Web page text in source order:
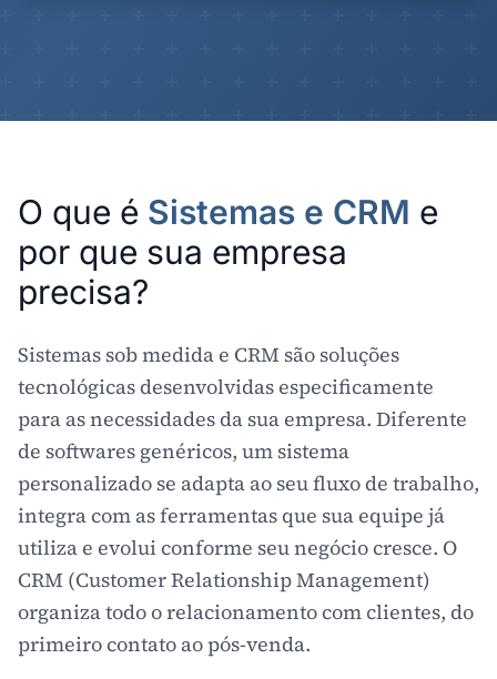
O que é Sistemas e CRM e
por que sua empresa
precisa?
Sistemas sob medida e CRM são soluções
tecnológicas desenvolvidas especificamente
para as necessidades da sua empresa. Diferente
de softwares genéricos, um sistema
personalizado se adapta ao seu fluxo de trabalho,
integra com as ferramentas que sua equipe já
utiliza e evolui conforme seu negócio cresce. O
CRM (Customer Relationship Management)
organiza todo o relacionamento com clientes, do
primeiro contato ao pós-venda.